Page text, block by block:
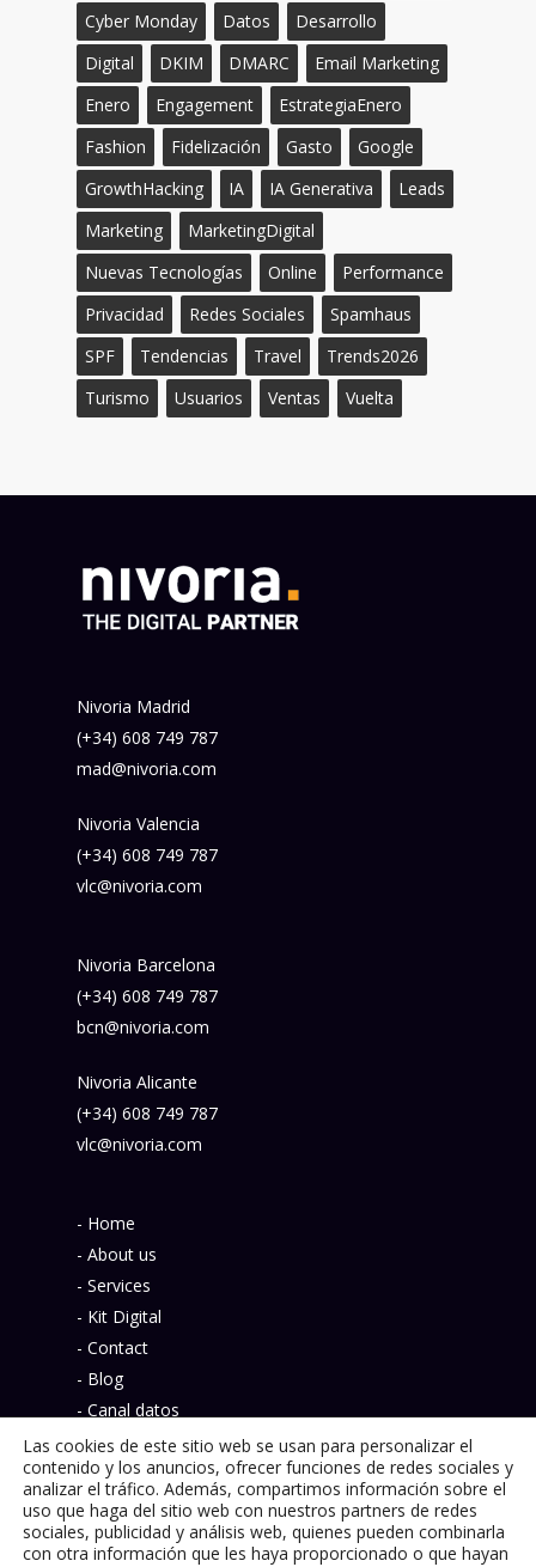
Cyber Monday
Datos
Desarrollo
Digital
DKIM DMARC
Email Marketing
Enero
Engagement
EstrategiaEnero
Fashion
Fidelización Gasto
Google
GrowthHacking
IA IA Generativa
Leads
Marketing
MarketingDigital
Nuevas Tecnologías
Online
Performance
Privacidad
Redes Sociales
Spamhaus
SPF
Tendencias Travel
Trends2026
Turismo
Usuarios Ventas Vuelta
Nivoria Madrid
(+34) 608 749 787
mad@nivoria.com
Nivoria Valencia
(+34) 608 749 787
vlc@nivoria.com
Nivoria Barcelona
(+34) 608 749 787
bcn@nivoria.com
Nivoria Alicante
(+34) 608 749 787
vlc@nivoria.com
- Home
- About us
- Services
- Kit Digital
- Contact
- Blog
- Canal datos
- Política de privacidad
© 2026 Nivoria.
Las cookies de este sitio web se usan para personalizar el
contenido y los anuncios, ofrecer funciones de redes sociales y
analizar el tráfico. Además, compartimos información sobre el
uso que haga del sitio web con nuestros partners de redes
sociales, publicidad y análisis web, quienes pueden combinarla
con otra información que les haya proporcionado o que hayan